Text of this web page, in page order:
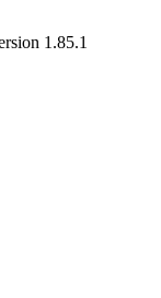
1.85.1